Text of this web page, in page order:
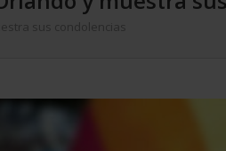
sus condolencias